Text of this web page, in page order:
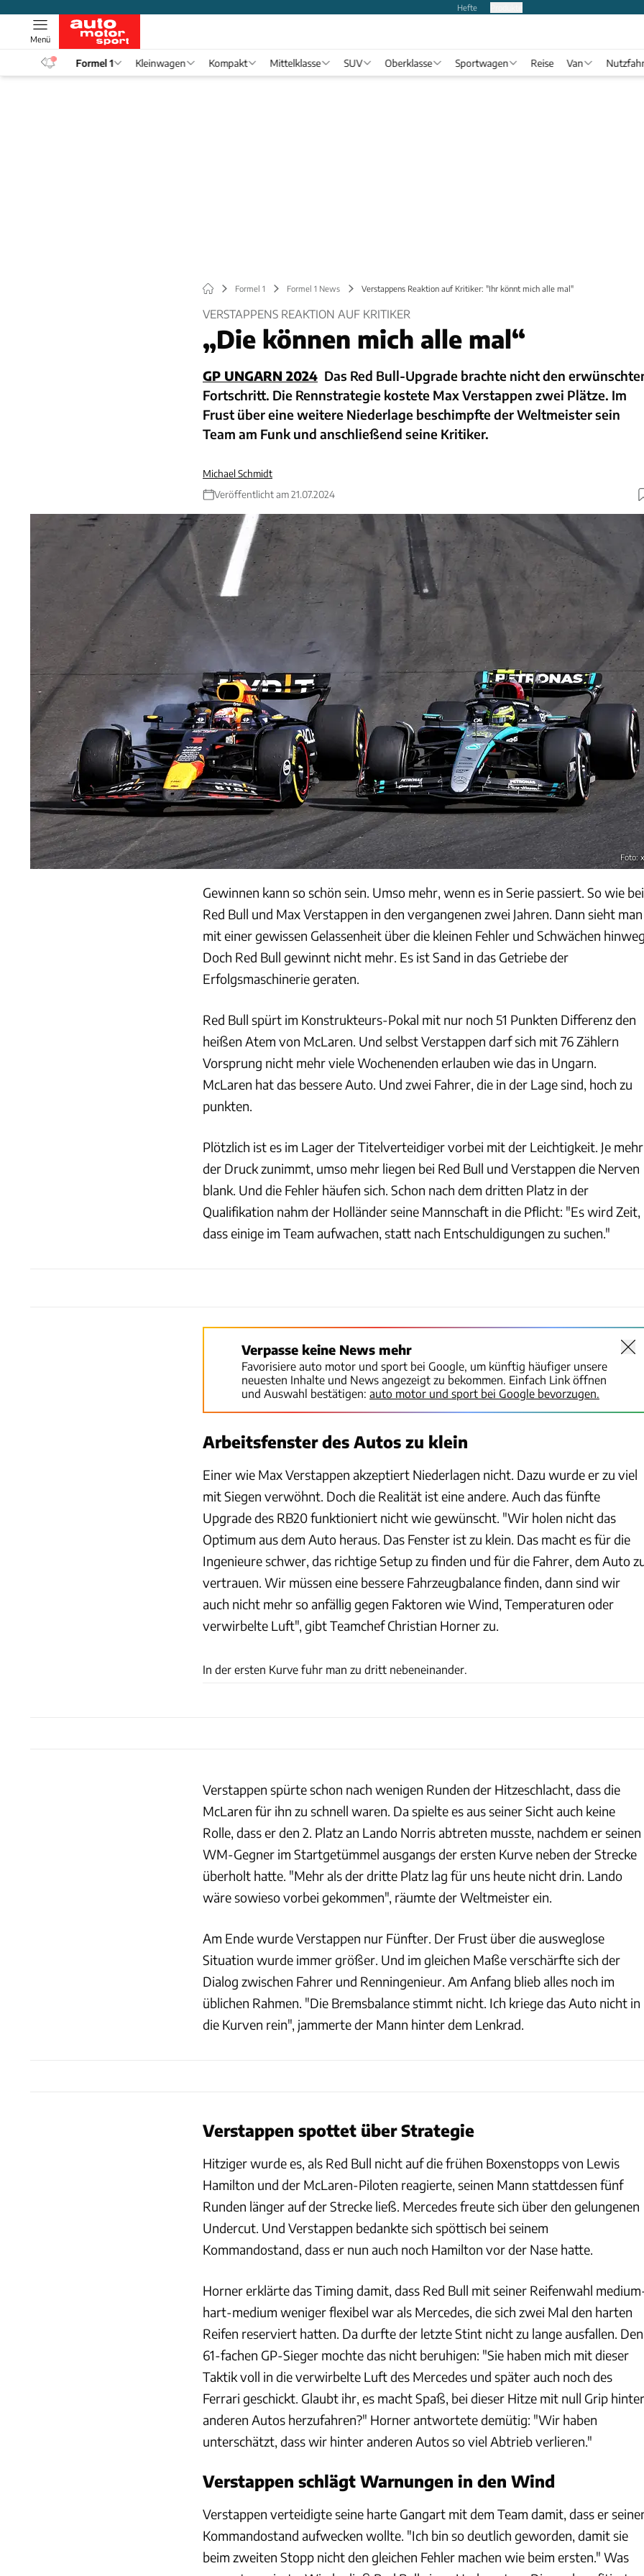
Hefte
Menü
Formel 1 Kleinwagen Kompakt Mittelklasse SUV Oberklasse Sportwagen Reise Van
Formel 1 Formel 1 News Verstappens Reaktion auf Kritiker: "Ihr könnt mich alle mal"
VERSTAPPENS REAKTION AUF KRITIKER
„Die können mich alle mal“
GP UNGARN 2024 Das Red Bull-Upgrade brachte nicht den
Fortschritt. Die Rennstrategie kostete Max Verstappen zwei Plätze. Im
Frust über eine weitere Niederlage beschimpfte der Weltmeister sein
Team am Funk und anschließend seine Kritiker.
Michael Schmidt
Veröffentlicht am 21.07.2024
Foto:
Gewinnen kann so schön sein. Umso mehr, wenn es in Serie passiert. So wie bei
Red Bull und Max Verstappen in den vergangenen zwei Jahren. Dann sieht man
mit einer gewissen Gelassenheit über die kleinen Fehler und Schwächen
Doch Red Bull gewinnt nicht mehr. Es ist Sand in das Getriebe der
Erfolgsmaschinerie geraten.
Red Bull spürt im Konstrukteurs-Pokal mit nur noch 51 Punkten Differenz den
heißen Atem von McLaren. Und selbst Verstappen darf sich mit 76 Zählern
Vorsprung nicht mehr viele Wochenenden erlauben wie das in Ungarn.
McLaren hat das bessere Auto. Und zwei Fahrer, die in der Lage sind, hoch zu
punkten.
Plötzlich ist es im Lager der Titelverteidiger vorbei mit der Leichtigkeit. Je mehr
der Druck zunimmt, umso mehr liegen bei Red Bull und Verstappen die Nerven
blank. Und die Fehler häufen sich. Schon nach dem dritten Platz in der
Qualifikation nahm der Holländer seine Mannschaft in die Pflicht: "Es wird Zeit,
dass einige im Team aufwachen, statt nach Entschuldigungen zu suchen."
Verpasse keine News mehr
Favorisiere auto motor und sport bei Google, um künftig häufiger unsere
neuesten Inhalte und News angezeigt zu bekommen. Einfach Link öffnen
und Auswahl bestätigen: auto motor und sport bei Google bevorzugen.
Arbeitsfenster des Autos zu klein
Einer wie Max Verstappen akzeptiert Niederlagen nicht. Dazu wurde er zu viel
mit Siegen verwöhnt. Doch die Realität ist eine andere. Auch das fünfte
Upgrade des RB20 funktioniert nicht wie gewünscht. "Wir holen nicht das
Optimum aus dem Auto heraus. Das Fenster ist zu klein. Das macht es für die
Ingenieure schwer, das richtige Setup zu finden und für die Fahrer, dem Auto
vertrauen. Wir müssen eine bessere Fahrzeugbalance finden, dann sind wir
auch nicht mehr so anfällig gegen Faktoren wie Wind, Temperaturen oder
verwirbelte Luft", gibt Teamchef Christian Horner zu.
In der ersten Kurve fuhr man zu dritt nebeneinander.
Verstappen spürte schon nach wenigen Runden der Hitzeschlacht, dass die
McLaren für ihn zu schnell waren. Da spielte es aus seiner Sicht auch keine
Rolle, dass er den 2. Platz an Lando Norris abtreten musste, nachdem er seinen
WM-Gegner im Startgetümmel ausgangs der ersten Kurve neben der Strecke
überholt hatte. "Mehr als der dritte Platz lag für uns heute nicht drin. Lando
wäre sowieso vorbei gekommen", räumte der Weltmeister ein.
Am Ende wurde Verstappen nur Fünfter. Der Frust über die ausweglose
Situation wurde immer größer. Und im gleichen Maße verschärfte sich der
Dialog zwischen Fahrer und Renningenieur. Am Anfang blieb alles noch im
üblichen Rahmen. "Die Bremsbalance stimmt nicht. Ich kriege das Auto nicht in
die Kurven rein", jammerte der Mann hinter dem Lenkrad.
Verstappen spottet über Strategie
Hitziger wurde es, als Red Bull nicht auf die frühen Boxenstopps von Lewis
Hamilton und der McLaren-Piloten reagierte, seinen Mann stattdessen fünf
Runden länger auf der Strecke ließ. Mercedes freute sich über den gelungenen
Undercut. Und Verstappen bedankte sich spöttisch bei seinem
Kommandostand, dass er nun auch noch Hamilton vor der Nase hatte.
Horner erklärte das Timing damit, dass Red Bull mit seiner Reifenwahl
hart-medium weniger flexibel war als Mercedes, die sich zwei Mal den harten
Reifen reserviert hatten. Da durfte der letzte Stint nicht zu lange ausfallen. Den
61-fachen GP-Sieger mochte das nicht beruhigen: "Sie haben mich mit dieser
Taktik voll in die verwirbelte Luft des Mercedes und später auch noch des
Ferrari geschickt. Glaubt ihr, es macht Spaß, bei dieser Hitze mit null Grip hinter
anderen Autos herzufahren?" Horner antwortete demütig: "Wir haben
unterschätzt, dass wir hinter anderen Autos so viel Abtrieb verlieren."
Verstappen schlägt Warnungen in den Wind
Verstappen verteidigte seine harte Gangart mit dem Team damit, dass er
Kommandostand aufwecken wollte. "Ich bin so deutlich geworden, damit sie
beim zweiten Stopp nicht den gleichen Fehler machen wie beim ersten." Was